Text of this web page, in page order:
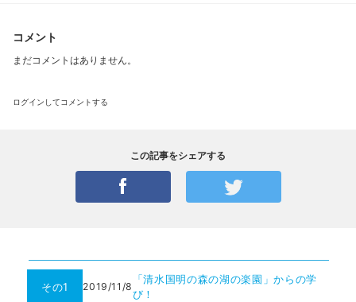
コメント
まだコメントはありません。
ログインしてコメントする
この記事をシェアする
その1 2019/11/8
「清水国明の森の湖の楽園」からの学
び！